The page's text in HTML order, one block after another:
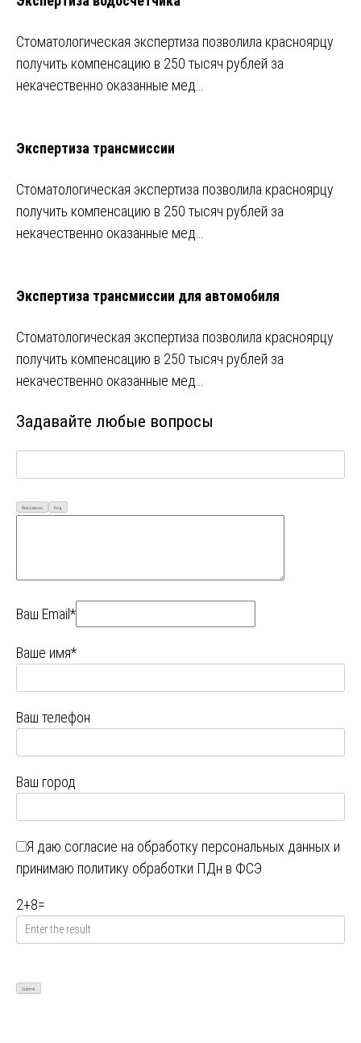
Стоматологическая экспертиза позволила красноярцу
получить компенсацию в 250 тысяч рублей за
некачественно оказанные мед…
Экспертиза трансмиссии
Стоматологическая экспертиза позволила красноярцу
получить компенсацию в 250 тысяч рублей за
некачественно оказанные мед…
Экспертиза трансмиссии для автомобиля
Стоматологическая экспертиза позволила красноярцу
получить компенсацию в 250 тысяч рублей за
некачественно оказанные мед…
Задавайте любые вопросы
Визуально Код
Ваш Email*
Ваше имя*
Ваш телефон
Ваш город
Я даю согласие на обработку персональных данных и
принимаю политику обработки ПДн в ФСЭ
2+8=